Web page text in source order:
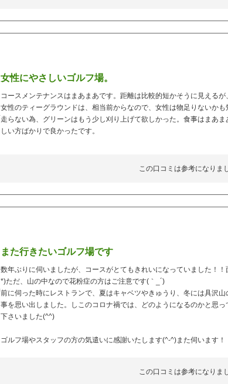
女性にやさしいゴルフ場。
コースメンテナンスはまあまあです。距離は比較的短かそうに見えるが
女性のティーグラウンドは、相当前からなので、女性は物足りないか
走らない為、グリーンはもう少し刈り上げて欲しかった。食事はまあ
しい方ばかりで良かったです。
この口コミは参考になりま
また行きたいゴルフ場です
数年ぶりに伺いましたが、コースがとてもきれいになっていました！
*)ただ、山の中なので花粉症の方はご注意です(｀_´)ゞ
前に伺った時にレストランで、夏はキャベツやきゅうり、冬には具沢
事を思い出しました。しこのコロナ禍では、どのようになるのかと思
下さいました(^^)
ゴルフ場やスタッフの方の気遣いに感謝いたします(^-^)また伺います！
この口コミは参考になりま